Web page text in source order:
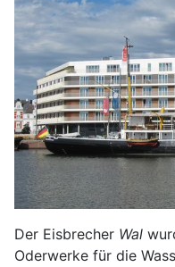
Der Eisbrecher Wal
Oderwerke für die